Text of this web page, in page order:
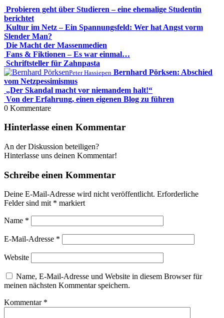
Probieren geht über Studieren – eine ehemalige Studentin
berichtet
Kultur im Netz – Ein Spannungsfeld: Wer hat Angst vorm
Slender Man?
Die Macht der Massenmedien
Fans & Fiktionen – Es war einmal…
Schriftsteller für Zahnpasta
Peter Hassiepen Bernhard Pörksen: Abschied
vom Netzpessimismus
„Der Skandal macht vor niemandem halt!“
Von der Erfahrung, einen eigenen Blog zu führen
0 Kommentare
Hinterlasse einen Kommentar
An der Diskussion beteiligen?
Hinterlasse uns deinen Kommentar!
Schreibe einen Kommentar
Deine E-Mail-Adresse wird nicht veröffentlicht. Erforderliche
Felder sind mit * markiert
Name *
E-Mail-Adresse *
Website
Name, E-Mail-Adresse und Website in diesem Browser für
meinen nächsten Kommentar speichern.
Kommentar *